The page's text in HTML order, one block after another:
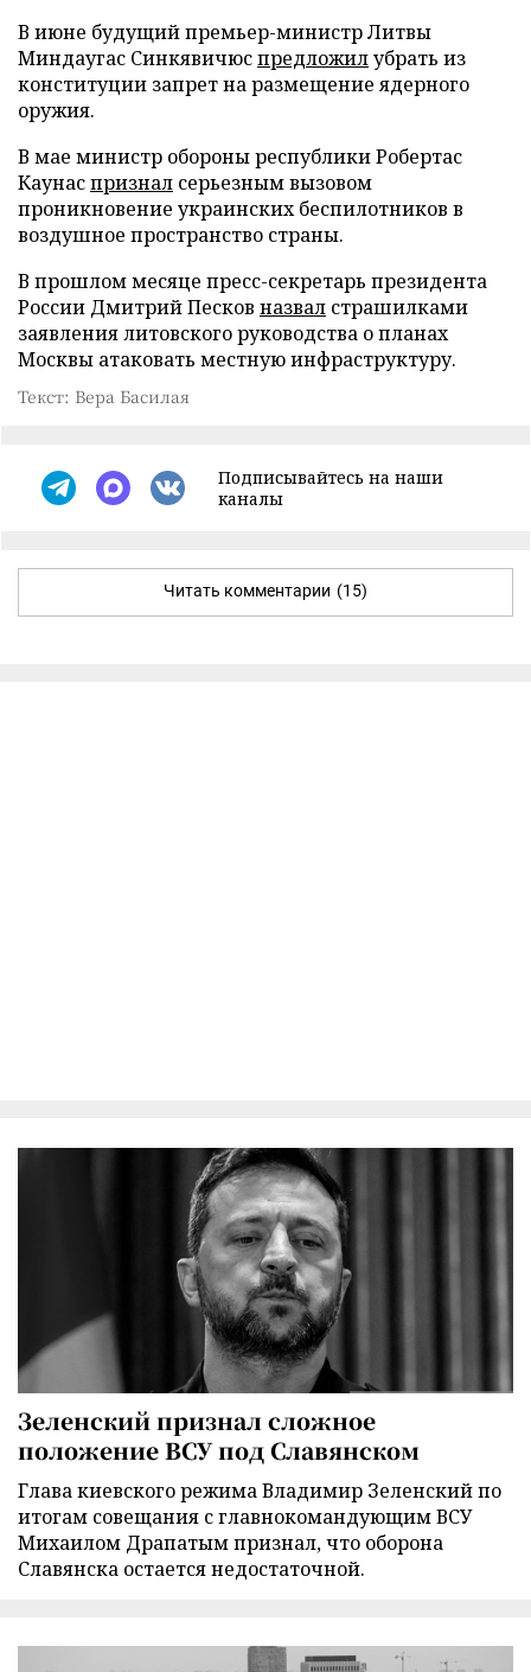
В июне будущий премьер-министр Литвы
Миндаугас Синкявичюспредложилубрать из
конституции запрет на размещение ядерного
оружия.
В мае министр обороны республики Робертас
Каунаспризнал серьезным вызовом
проникновение украинских беспилотников в
воздушное пространство страны.
В прошлом месяце пресс-секретарь президента
России Дмитрий Песков назвал страшилками
заявления литовского руководства о планах
Москвы атаковать местную инфраструктуру.
Текст: Вера Басилая
Подписывайтесь на наши
каналы
Читать комментарии (15)
Зеленский признал сложное
положение ВСУ под Славянском
Глава киевского режима Владимир Зеленский по
итогам совещания с главнокомандующим ВСУ
Михаилом Драпатым признал, что оборона
Славянска остается недостаточной.